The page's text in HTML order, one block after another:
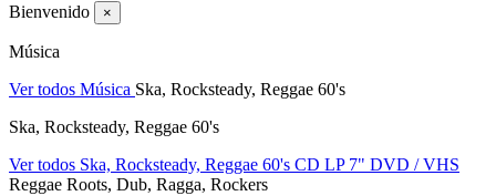
Bienvenido
×
Música
Ver todos Música Ska, Rocksteady, Reggae 60's
Ska, Rocksteady, Reggae 60's
Ver todos Ska, Rocksteady, Reggae 60's CD LP 7" DVD / VHS
Reggae Roots, Dub, Ragga, Rockers